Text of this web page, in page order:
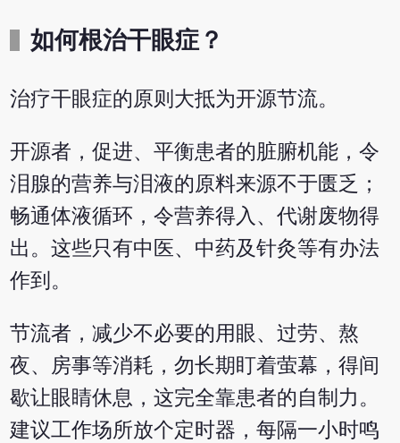
如何根治干眼症？
治疗干眼症的原则大抵为开源节流。
开源者，促进、平衡患者的脏腑机能，令
泪腺的营养与泪液的原料来源不于匮乏；
畅通体液循环，令营养得入、代谢废物得
出。这些只有中医、中药及针灸等有办法
作到。
节流者，减少不必要的用眼、过劳、熬
夜、房事等消耗，勿长期盯着萤幕，得间
歇让眼睛休息，这完全靠患者的自制力。
建议工作场所放个定时器，每隔一小时鸣